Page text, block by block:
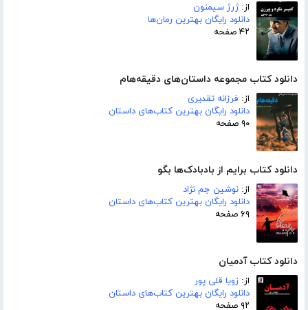
از:ژرژ سیمنون
دانلود رایگان بهترین رمان‌ها
۴۲ صفحه
دانلود کتاب مجموعه داستان‌های دقیقه‌هام
از: فرزانه تقدیری
دانلود رایگان بهترین کتاب‌های داستان
۹۰ صفحه
دانلود کتاب برایم از بادبادک‌ها بگو
از: نوشین جم نژاد
دانلود رایگان بهترین کتاب‌های داستان
۶۹ صفحه
دانلود کتاب آدمیان
از: زویا قلی پور
دانلود رایگان بهترین کتاب‌های داستان
۹۲ صفحه